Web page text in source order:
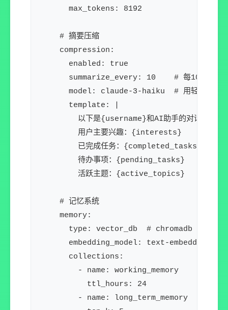
      max_tokens: 8192
    # 摘要压缩
    compression:
      enabled: true
      summarize_every: 10    # 每10轮
      model: claude-3-haiku  # 用轻量模型
      template: |
        以下是{username}和AI助手的对话摘要。
        用户主要兴趣：{interests}
        已完成任务：{completed_tasks}
        待办事项：{pending_tasks}
        活跃主题：{active_topics}
    # 记忆系统
    memory:
type: vector_db  # chromadb |
embedding_model: text-embedding-3-
      collections:
- name: working_memory    # 短期：
          ttl_hours: 24
- name: long_term_memory  # 长期：